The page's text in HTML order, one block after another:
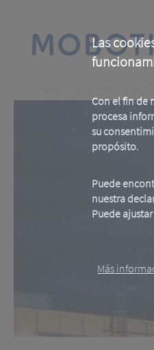
Las
Con el fin de
procesa
su
propósito.
Puede
nuestra
Puede
Más
content